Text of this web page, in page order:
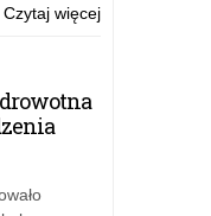
Czytaj więcejo: